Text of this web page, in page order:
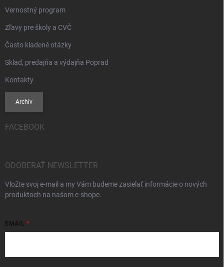
Vernostný program
Zľavy pre školy a CVČ
Často kladené otázky
Sklad, predajňa a výdajňa Poprad
Kontakty
Archív
FACEBOOK
ODOBERAŤ NEWSLETTER
Vložte svoj e-mail a my Vám budeme zasielať informácie o nových
produktoch na našom e-shope.
EMAIL